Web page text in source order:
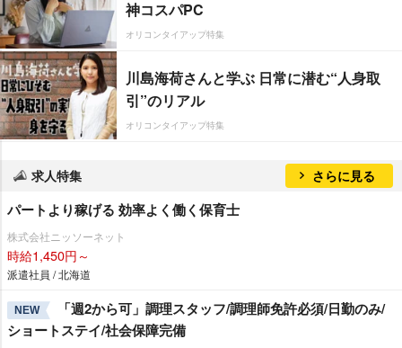
神コスパPC
オリコンタイアップ特集
川島海荷さんと学ぶ 日常に潜む“人身取
引”のリアル
オリコンタイアップ特集
求人特集 さらに見る
パートより稼げる 効率よく働く保育士
株式会社ニッソーネット
時給1,450円～
派遣社員 / 北海道
NEW
「週2から可」調理スタッフ/調理師免許必須/日勤のみ/
ショートステイ/社会保障完備